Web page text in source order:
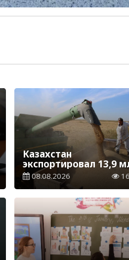
Казахстан
экспортировал 13,9
тонн зерна и муки в
зерновом
08.08.2026